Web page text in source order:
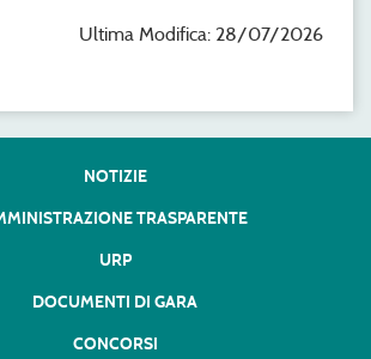
Ultima Modifica: 28/07/2026
NOTIZIE
TRASPARENTE
URP
DOCUMENTI DI GARA
CONCORSI